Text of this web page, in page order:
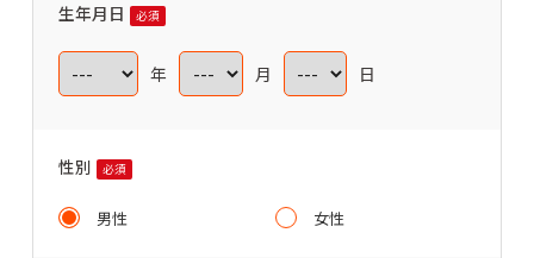
生年月日 必須
年 月 日
性別 必須
男性 女性